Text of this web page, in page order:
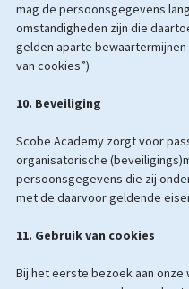
mag de persoonsgegevens
omstandigheden zijn die
gelden aparte
van cookies”)
10. Beveiliging
Scobe Academy zorgt voor
organisatorische
persoonsgegevens die zij
met de daarvoor geldende
11. Gebruik van cookies
Bij het eerste bezoek aan